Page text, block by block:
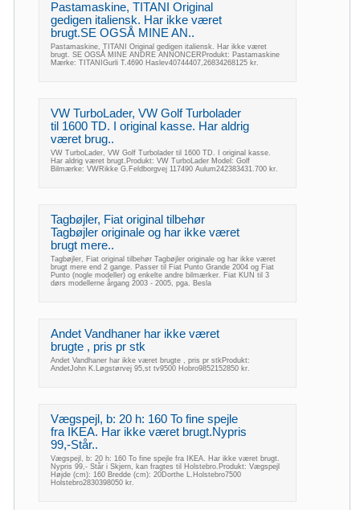
Pastamaskine, TITANI Original
gedigen italiensk. Har ikke været
brugt.SE OGSÅ MINE AN..
Pastamaskine, TITANI Original gedigen italiensk. Har ikke været
brugt. SE OGSÅ MINE ANDRE ANNONCERProdukt: Pastamaskine
Mærke: TITANIGurli T.4690 Haslev40744407,26834268125 kr.
VW TurboLader, VW Golf Turbolader
til 1600 TD. I original kasse. Har aldrig
været brug..
VW TurboLader, VW Golf Turbolader til 1600 TD. I original kasse.
Har aldrig været brugt.Produkt: VW TurboLader Model: Golf
Bilmærke: VWRikke G.Feldborgvej 117490 Aulum242383431.700 kr.
Tagbøjler, Fiat original tilbehør
Tagbøjler originale og har ikke været
brugt mere..
Tagbøjler, Fiat original tilbehør Tagbøjler originale og har ikke været
brugt mere end 2 gange. Passer til Fiat Punto Grande 2004 og Fiat
Punto (nogle modeller) og enkelte andre bilmærker. Fiat KUN til 3
dørs modellerne årgang 2003 - 2005, pga. Besla
Andet Vandhaner har ikke været
brugte , pris pr stk
Andet Vandhaner har ikke været brugte , pris pr stkProdukt:
AndetJohn K.Løgstørvej 95,st tv9500 Hobro9852152850 kr.
Vægspejl, b: 20 h: 160 To fine spejle
fra IKEA. Har ikke været brugt.Nypris
99,-Står..
Vægspejl, b: 20 h: 160 To fine spejle fra IKEA. Har ikke været brugt.
Nypris 99,- Står i Skjern, kan fragtes til Holstebro.Produkt: Vægspejl
Højde (cm): 160 Bredde (cm): 20Dorthe L.Holstebro7500
Holstebro2830398050 kr.